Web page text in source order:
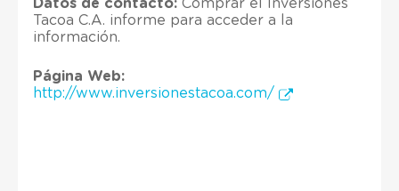
Datos de contacto: Comprar el Inversiones
Tacoa C.A. informe para acceder a la
información.
Página Web:
http://www.inversionestacoa.com/